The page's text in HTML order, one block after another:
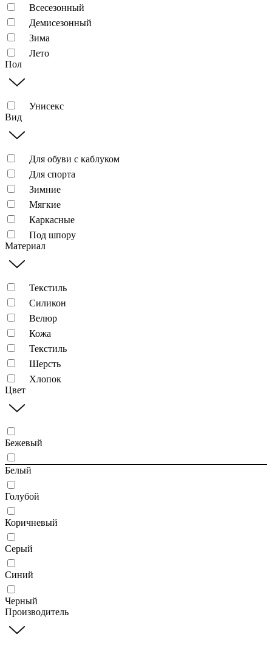
Всесезонный
Демисезонный
Зима
Лето
Пол
Унисекс
Вид
Для обуви с каблуком
Для спорта
Зимние
Мягкие
Каркасные
Под шпору
Материал
Текстиль
Силикон
Велюр
Кожа
Текстиль
Шерсть
Хлопок
Цвет
Бежевый
Белый
Голубой
Коричневый
Серый
Синий
Черный
Производитель